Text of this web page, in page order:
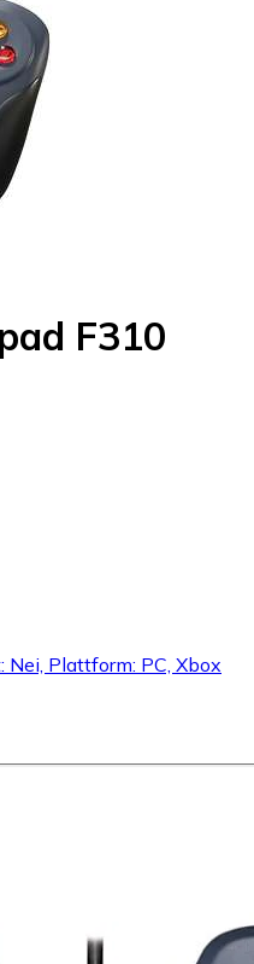
F310
Plattform: PC, Xbox